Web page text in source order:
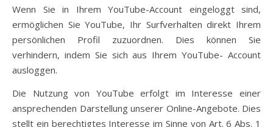
Wenn Sie in Ihrem YouTube-Account eingeloggt sind,
ermöglichen Sie YouTube, Ihr Surfverhalten direkt Ihrem
persönlichen Profil zuzuordnen. Dies können Sie
verhindern, indem Sie sich aus Ihrem YouTube- Account
ausloggen.
Die Nutzung von YouTube erfolgt im Interesse einer
ansprechenden Darstellung unserer Online-Angebote. Dies
stellt ein berechtigtes Interesse im Sinne von Art. 6 Abs. 1